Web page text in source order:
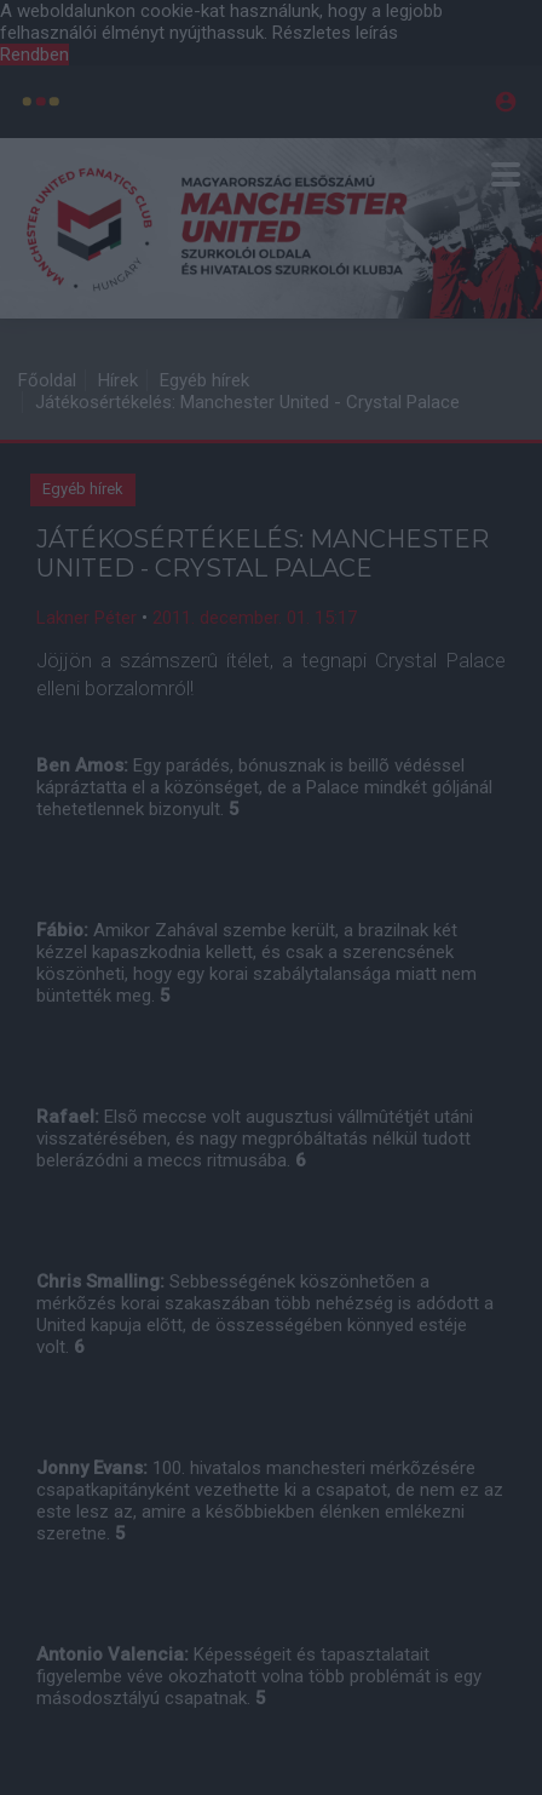
A weboldalunkon cookie-kat használunk, hogy a legjobb
felhasználói élményt nyújthassuk. Részletes leírás
Rendben
Főoldal Hírek
Egyéb hírek
Játékosértékelés: Manchester United - Crystal Palace
Egyéb hírek
JÁTÉKOSÉRTÉKELÉS: MANCHESTER
UNITED - CRYSTAL PALACE
Lakner Péter • 2011. december. 01. 15:17
Jöjjön a számszerû ítélet, a tegnapi Crystal Palace
elleni borzalomról!
Ben Amos: Egy parádés, bónusznak is beillõ védéssel
kápráztatta el a közönséget, de a Palace mindkét góljánál
tehetetlennek bizonyult. 5
Fábio: Amikor Zahával szembe került, a brazilnak két
kézzel kapaszkodnia kellett, és csak a szerencsének
köszönheti, hogy egy korai szabálytalansága miatt nem
büntették meg. 5
Rafael: Elsõ meccse volt augusztusi vállmûtétjét utáni
visszatérésében, és nagy megpróbáltatás nélkül tudott
belerázódni a meccs ritmusába. 6
Chris Smalling: Sebbességének köszönhetõen a
mérkõzés korai szakaszában több nehézség is adódott a
United kapuja elõtt, de összességében könnyed estéje
volt. 6
Jonny Evans: 100. hivatalos manchesteri mérkõzésére
csapatkapitányként vezethette ki a csapatot, de nem ez az
este lesz az, amire a késõbbiekben élénken emlékezni
szeretne. 5
Antonio Valencia: Képességeit és tapasztalatait
figyelembe véve okozhatott volna több problémát is egy
másodosztályú csapatnak. 5